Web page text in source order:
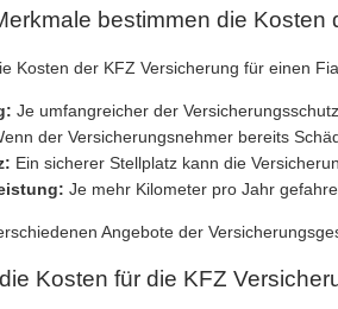
bestimmen die
Kosten der KFZ Versicherung für einen
Je umfangreicher der
der Versicherungsnehmer bereits
Ein sicherer Stellplatz kann die
Je mehr Kilometer pro Jahr
Angebote der
Kosten für die KFZ